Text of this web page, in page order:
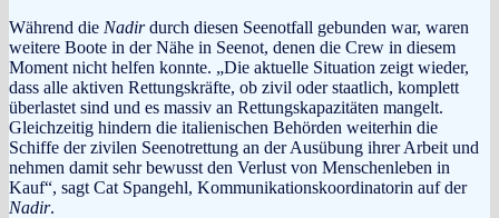
Während die Nadirdurch diesen Seenotfall gebunden war, waren
weitere Boote in der Nähe in Seenot, denen die Crew in diesem
Moment nicht helfen konnte. „Die aktuelle Situation zeigt wieder,
dass alle aktiven Rettungskräfte, ob zivil oder staatlich, komplett
überlastet sind und es massiv an Rettungskapazitäten mangelt.
Gleichzeitig hindern die italienischen Behörden weiterhin die
Schiffe der zivilen Seenotrettung an der Ausübung ihrer Arbeit und
nehmen damit sehr bewusst den Verlust von Menschenleben in
Kauf“, sagt Cat Spangehl, Kommunikationskoordinatorin auf der
Nadir.